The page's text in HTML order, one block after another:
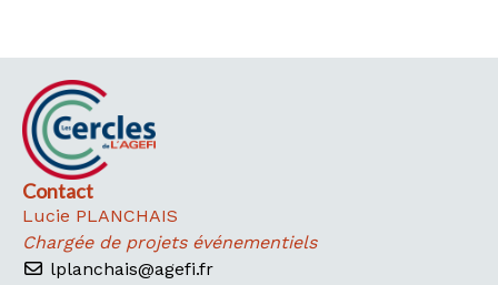
Contact
Lucie PLANCHAIS
Chargée de projets événementiels
lplanchais@agefi.fr